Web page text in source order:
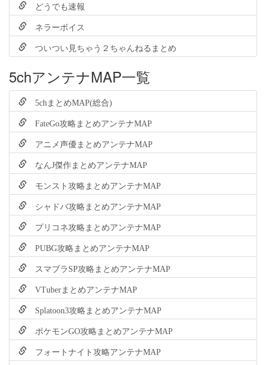
どうでも速報
ネラーボイス
ついつい見ちゃう２ちゃんねるまとめ
5chアンテナMAP一覧
5chまとめMAP(総合)
FateGo攻略まとめアンテナMAP
アニメ声優まとめアンテナMAP
なんJ傑作まとめアンテナMAP
モンスト攻略まとめアンテナMAP
シャドバ攻略まとめアンテナMAP
プリコネ攻略まとめアンテナMAP
PUBG攻略まとめアンテナMAP
スマブラSP攻略まとめアンテナMAP
VTuberまとめアンテナMAP
Splatoon3攻略まとめアンテナMAP
ポケモンGO攻略まとめアンテナMAP
フォートナイト攻略アンテナMAP